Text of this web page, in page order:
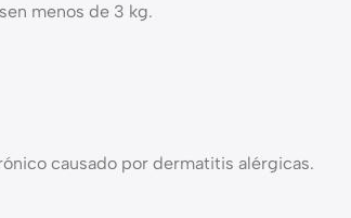
menos de 3 kg.
causado por dermatitis alérgicas.